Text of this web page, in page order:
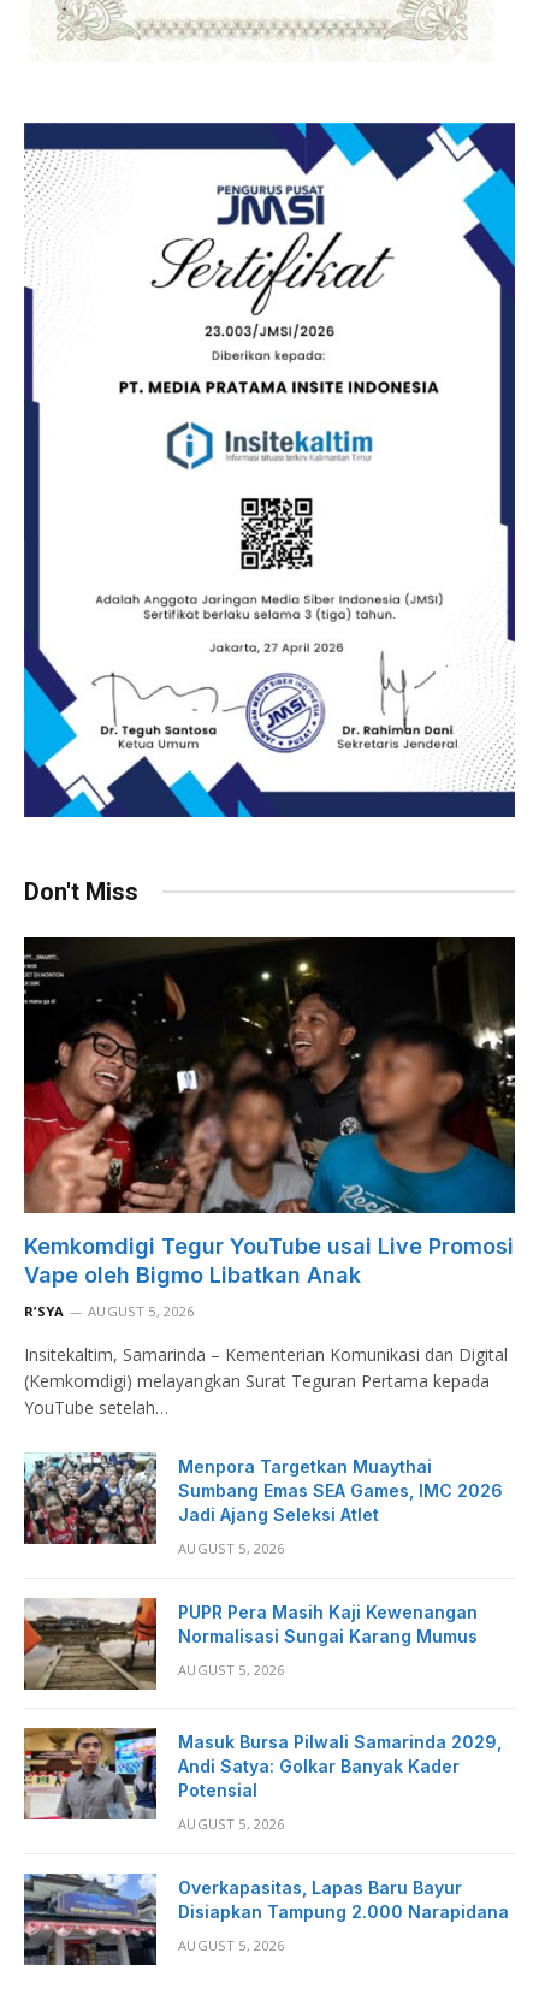
Don't Miss
Kemkomdigi Tegur YouTube usai Live Promosi
Vape oleh Bigmo Libatkan Anak
R’SYA AUGUST 5, 2026
Insitekaltim, Samarinda – Kementerian Komunikasi dan Digital
(Kemkomdigi) melayangkan Surat Teguran Pertama kepada
YouTube setelah…
Menpora Targetkan Muaythai
Sumbang Emas SEA Games, IMC 2026
Jadi Ajang Seleksi Atlet
AUGUST 5, 2026
PUPR Pera Masih Kaji Kewenangan
Normalisasi Sungai Karang Mumus
AUGUST 5, 2026
Masuk Bursa Pilwali Samarinda 2029,
Andi Satya: Golkar Banyak Kader
Potensial
AUGUST 5, 2026
Overkapasitas, Lapas Baru Bayur
Disiapkan Tampung 2.000 Narapidana
AUGUST 5, 2026